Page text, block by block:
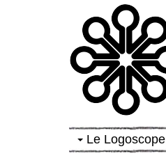
Le Logoscope